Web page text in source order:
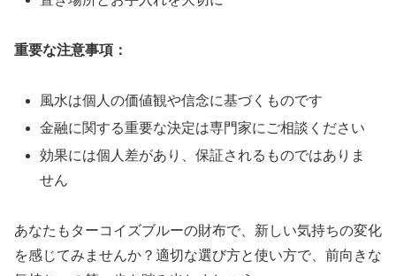
重要な注意事項：
風水は個人の価値観や信念に基づくものです
金融に関する重要な決定は専門家にご相談ください
効果には個人差があり、保証されるものではありま
せん
あなたもターコイズブルーの財布で、新しい気持ちの変化
を感じてみませんか？適切な選び方と使い方で、前向きな